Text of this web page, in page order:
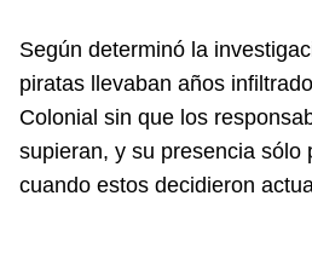
Según determinó la
piratas llevaban años
Colonial sin que los
supieran, y su presencia sólo
cuando estos decidieron